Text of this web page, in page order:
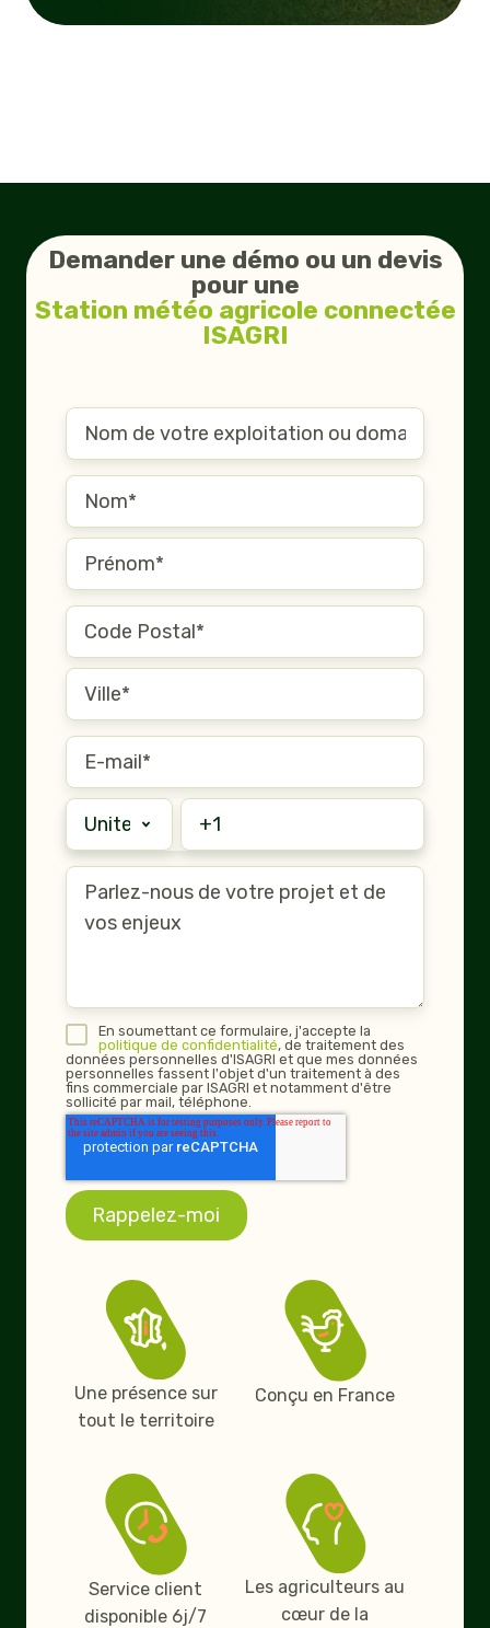
Demander une démo ou un devis
pour une
Station météo agricole connectée
ISAGRI
Une présence sur
tout le territoire
Conçu en France
Service client
disponible 6j/7
Les agriculteurs au
cœur de la
En soumettant ce formulaire, j'accepte la
politique de confidentialité, de traitement des
données personnelles d'ISAGRI et que mes données
personnelles fassent l'objet d'un traitement à des
fins commerciale par ISAGRI et notamment d'être
sollicité par mail, téléphone.